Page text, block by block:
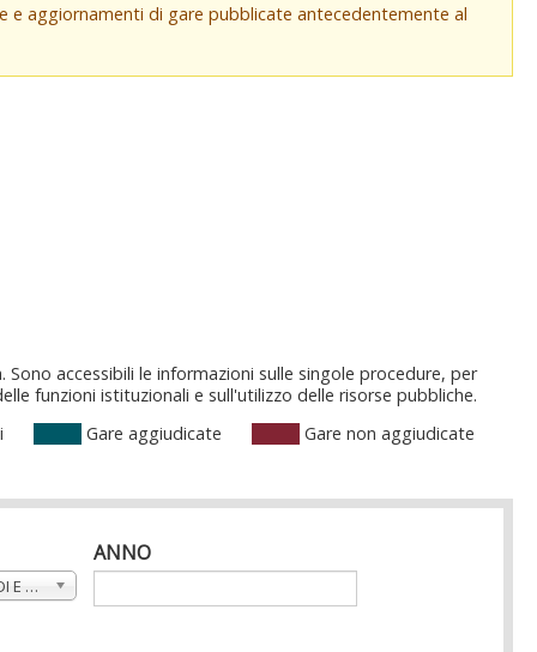
e aggiornamenti di gare pubblicate antecedentemente al
accessibili le informazioni sulle singole procedure, per
funzioni istituzionali e sull'utilizzo delle risorse pubbliche.
Gare aggiudicate Gare non aggiudicate
DIPARTIMENTO DI METODI E MODELLI PER L'ECONOMIA, IL TERRITORIO E LA FINANZA
ANNO